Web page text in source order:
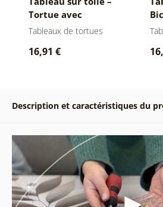
Tortue avec
imitation de
Tableaux de tortues
16,91 €
Description et caractéristiques du